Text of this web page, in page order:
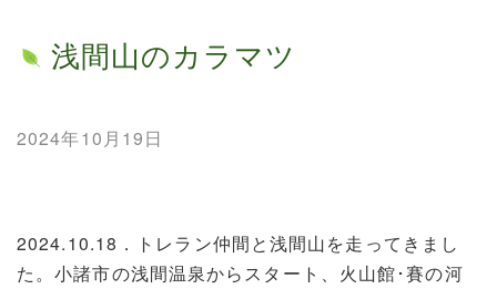
浅間山のカラマツ
2024年10月19日
2024.10.18．トレラン仲間と浅間山を走ってきまし
た。小諸市の浅間温泉からスタート、火山館･賽の河